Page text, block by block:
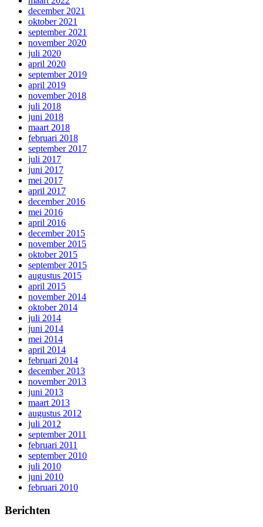
december 2021
oktober 2021
september 2021
november 2020
juli 2020
april 2020
september 2019
april 2019
november 2018
juli 2018
juni 2018
maart 2018
februari 2018
september 2017
juli 2017
juni 2017
mei 2017
april 2017
december 2016
mei 2016
april 2016
december 2015
november 2015
oktober 2015
september 2015
augustus 2015
april 2015
november 2014
oktober 2014
juli 2014
juni 2014
mei 2014
april 2014
februari 2014
december 2013
november 2013
juni 2013
maart 2013
augustus 2012
juli 2012
september 2011
februari 2011
september 2010
juli 2010
juni 2010
februari 2010
Berichten